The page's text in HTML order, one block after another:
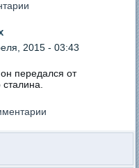
2015 - 03:43
он передался от